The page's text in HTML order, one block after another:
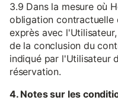
3.9 Dans la mesure où
obligation contractuelle
exprès avec
de la conclusion du
indiqué par l'Utilisateur
réservation.
4. Notes sur les